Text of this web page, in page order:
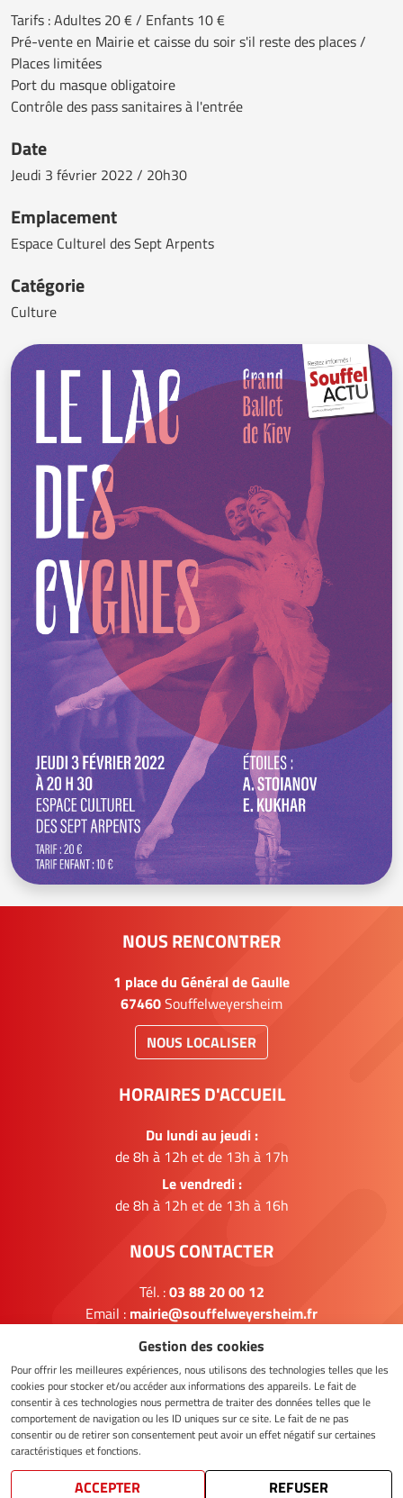
Gestion des cookies
Pour offrir les meilleures expériences, nous utilisons des technologies telles que les
cookies pour stocker et/ou accéder aux informations des appareils. Le fait de
consentir à ces technologies nous permettra de traiter des données telles que le
comportement de navigation ou les ID uniques sur ce site. Le fait de ne pas
consentir ou de retirer son consentement peut avoir un effet négatif sur certaines
caractéristiques et fonctions.
ACCEPTER REFUSER
Tarifs : Adultes 20 € / Enfants 10 €
Pré-vente en Mairie et caisse du soir s'il reste des places /
Places limitées
Port du masque obligatoire
Contrôle des pass sanitaires à l'entrée
Date
Jeudi 3 février 2022 / 20h30
Emplacement
Espace Culturel des Sept Arpents
Catégorie
Culture
NOUS RENCONTRER
1 place du Général de Gaulle
67460Souffelweyersheim
NOUS LOCALISER
HORAIRES D'ACCUEIL
Du lundi au jeudi :
de 8h à 12h et de 13h à 17h
Le vendredi :
de 8h à 12h et de 13h à 16h
NOUS CONTACTER
Tél. :03 88 20 00 12
Email : mairie@souffelweyersheim.fr
FORMULAIRE DE CONTACT
NOUS SUIVRE